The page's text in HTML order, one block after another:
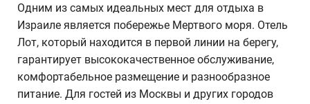
Одним из самых идеальных мест для отдыха в
Израиле является побережье Мертвого моря. Отель
Лот, который находится в первой линии на берегу,
гарантирует высококачественное обслуживание,
комфортабельное размещение и разнообразное
питание. Для гостей из Москвы и других городов